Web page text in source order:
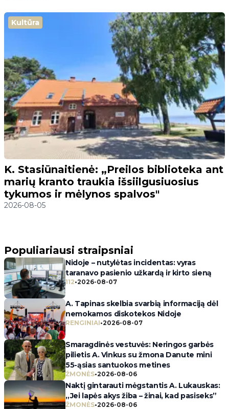
Kultūra
K. Stasiūnaitienė: „Preilos biblioteka ant
marių kranto traukia išsiilgusiuosius
tykumos ir mėlynos spalvos"
2026-08-05
Populiariausi straipsniai
Nidoje – nutylėtas incidentas: vyras
taranavo pasienio užkardą ir kirto sieną
112•2026-08-07
A. Tapinas skelbia svarbią informaciją dėl
nemokamos diskotekos Nidoje
RENGINIAI•2026-08-07
Smaragdinės vestuvės: Neringos garbės
pilietis A. Vinkus su žmona Danute mini
55-ąsias santuokos metines
ŽMONĖS•2026-08-06
Naktį gintarauti mėgstantis A. Lukauskas:
„Jei lapės akys žiba – žinai, kad pasiseks”
ŽMONĖS•2026-08-06